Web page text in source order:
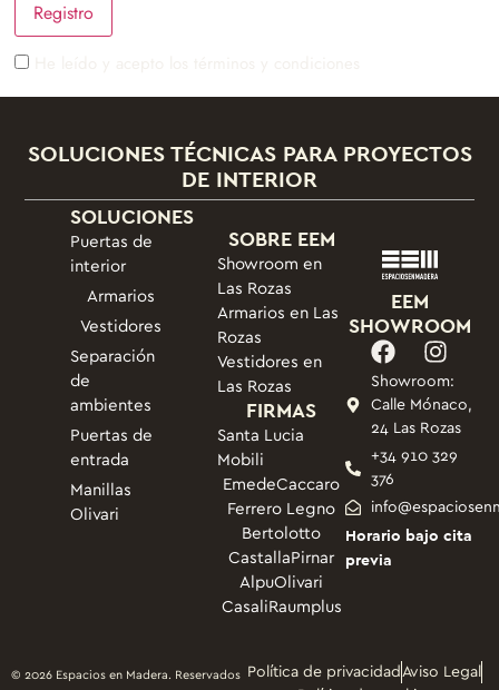
SOLUCIONES TÉCNICAS PARA PROYECTOS
DE INTERIOR
SOLUCIONES
Puertas de
interior
Armarios
Vestidores
Separación
de
ambientes
Puertas de
entrada
Manillas
Olivari
SOBRE EEM
Showroom en
Las Rozas
Armarios en Las
Rozas
Vestidores en
Las Rozas
FIRMAS
Santa Lucia
Mobili
EmedeCaccaro
Ferrero Legno
Bertolotto
CastallaPirnar
AlpuOlivari
CasaliRaumplus
EEM
SHOWROOM
Showroom:
Calle Mónaco,
24 Las Rozas
+34 910 329
376
Horario bajo cita
previa
© 2026 Espacios en Madera. Reservados
Política de privacidad Aviso Legal